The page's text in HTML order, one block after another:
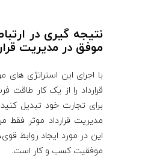
نتیجه گیری در
موفق در مدیریت
با اجرای این استراتژی
قرارداد را از یک کار طاقت
برای تجارت خود تبدیل
مدیریت قرارداد موثر فقط
این در مورد ایجاد روابط
موفقیت کسب و کار است.